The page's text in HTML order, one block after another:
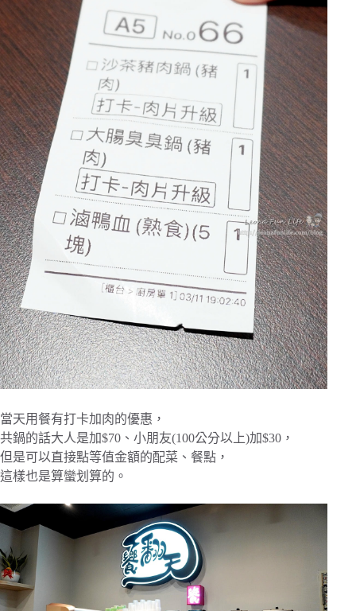
當天用餐有打卡加肉的優惠，
共鍋的話大人是加$70、小朋友(100公分以上)加$30，
但是可以直接點等值金額的配菜、餐點，
這樣也是算蠻划算的。